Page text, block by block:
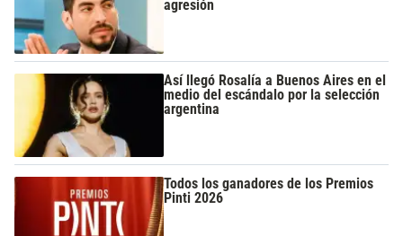
agresión
Así llegó Rosalía a Buenos Aires en el
medio del escándalo por la selección
argentina
Todos los ganadores de los Premios
Pinti 2026